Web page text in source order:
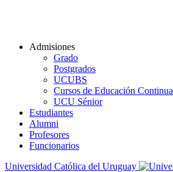
Admisiones
Grado
Postgrados
UCUBS
Cursos de Educación Continua
UCU Sénior
Estudiantes
Alumni
Profesores
Funcionarios
Universidad Católica del Uruguay